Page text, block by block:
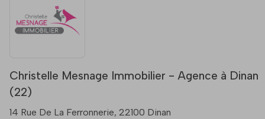
Christelle Mesnage Immobilier - Agence à Dinan
(22)
14 Rue De La Ferronnerie, 22100 Dinan